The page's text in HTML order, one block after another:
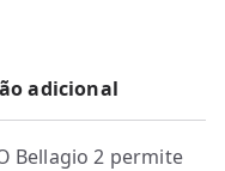
adicional
Bellagio 2 permite